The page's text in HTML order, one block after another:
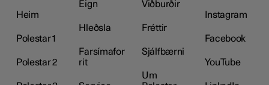
Heim
Polestar 1
Polestar 2
Eign
Hleðsla
Farsímafor
rit
Viðburðir
Fréttir
Sjálfbærni
Um
Instagram
Facebook
YouTube